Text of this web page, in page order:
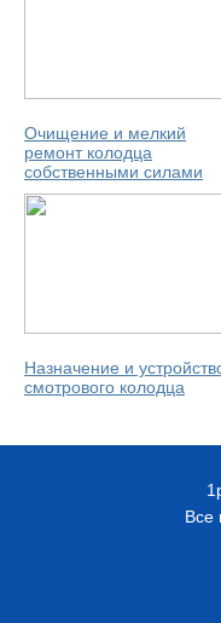
Очищение и мелкий
ремонт колодца
собственными силами
Назначение и
смотрового колодца
Все